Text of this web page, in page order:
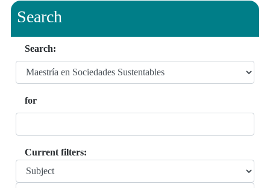
Search
Search:
for
Current filters: